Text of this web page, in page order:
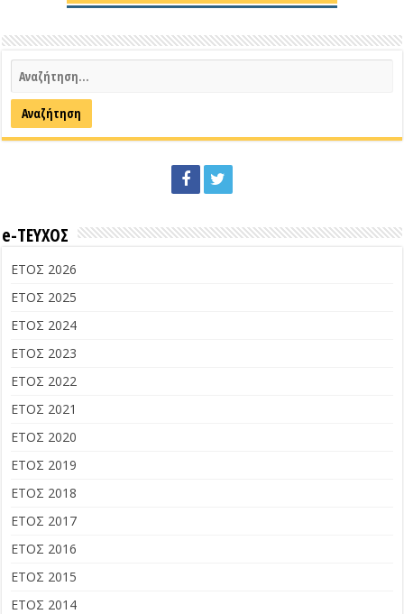
e-ΤΕΥΧΟΣ
ΕΤΟΣ 2026
ΕΤΟΣ 2025
ΕΤΟΣ 2024
ΕΤΟΣ 2023
ΕΤΟΣ 2022
ΕΤΟΣ 2021
ΕΤΟΣ 2020
ΕΤΟΣ 2019
ΕΤΟΣ 2018
ΕΤΟΣ 2017
ΕΤΟΣ 2016
ΕΤΟΣ 2015
ΕΤΟΣ 2014